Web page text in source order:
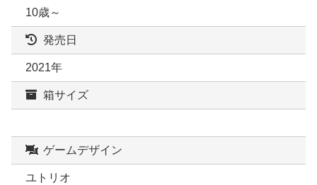
10歳～
発売日
2021年
箱サイズ
ゲームデザイン
ユトリオ